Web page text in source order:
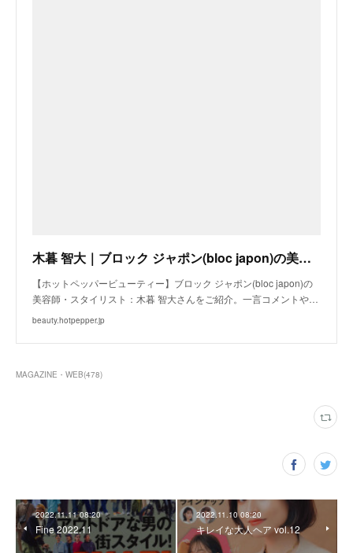
木暮 智大｜ブロック ジャポン(bloc japon)の美容師・スタイリスト｜ホットペッパービューティー
【ホットペッパービューティー】ブロック ジャポン(bloc japon)の
美容師・スタイリスト：木暮 智大さんをご紹介。一言コメントや…
beauty.hotpepper.jp
MAGAZINE・WEB(478)
2022.11.11 08:20
Fine 2022.11
2022.11.10 08:20
キレイな大人ヘア vol.12